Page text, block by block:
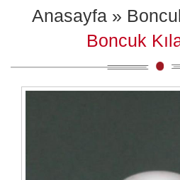
Anasayfa»
Boncuk